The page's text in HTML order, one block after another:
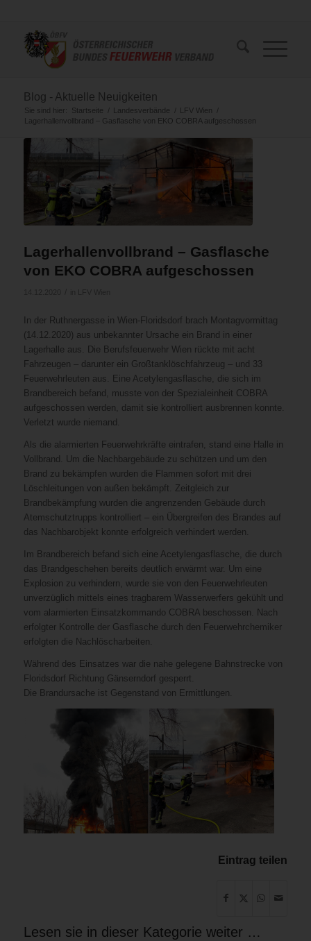
Blog - Aktuelle Neuigkeiten
Sie sind hier: Startseite / Landesverbände / LFV Wien
/
Lagerhallenvollbrand – Gasflasche von EKO COBRA aufgeschossen
Lagerhallenvollbrand – Gasflasche
von EKO COBRA aufgeschossen
In der Ruthnergasse in Wien-Floridsdorf brach Montagvormittag
(14.12.2020) aus unbekannter Ursache ein Brand in einer
Lagerhalle aus. Die Berufsfeuerwehr Wien rückte mit acht
Fahrzeugen – darunter ein Großtanklöschfahrzeug – und 33
Feuerwehrleuten aus. Eine Acetylengasflasche, die sich im
Brandbereich befand, musste von der Spezialeinheit COBRA
aufgeschossen werden, damit sie kontrolliert ausbrennen konnte.
Verletzt wurde niemand.
Als die alarmierten Feuerwehrkräfte eintrafen, stand eine Halle in
Vollbrand. Um die Nachbargebäude zu schützen und um den
Brand zu bekämpfen wurden die Flammen sofort mit drei
Löschleitungen von außen bekämpft. Zeitgleich zur
Brandbekämpfung wurden die angrenzenden Gebäude durch
Atemschutztrupps kontrolliert – ein Übergreifen des Brandes auf
das Nachbarobjekt konnte erfolgreich verhindert werden.
Im Brandbereich befand sich eine Acetylengasflasche, die durch
das Brandgeschehen bereits deutlich erwärmt war. Um eine
Explosion zu verhindern, wurde sie von den Feuerwehrleuten
unverzüglich mittels eines tragbarem Wasserwerfers gekühlt und
vom alarmierten Einsatzkommando COBRA beschossen. Nach
erfolgter Kontrolle der Gasflasche durch den Feuerwehrchemiker
erfolgten die Nachlöscharbeiten.
Während des Einsatzes war die nahe gelegene Bahnstrecke von
Floridsdorf Richtung Gänserndorf gesperrt.
Die Brandursache ist Gegenstand von Ermittlungen.
Eintrag teilen
Lesen sie in dieser Kategorie weiter …